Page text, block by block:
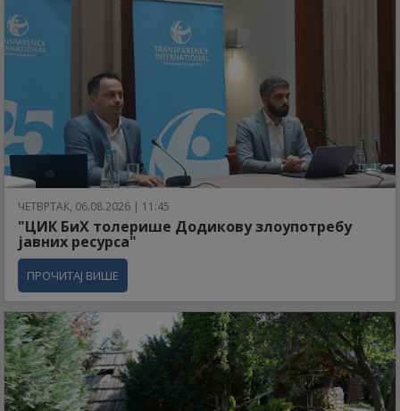
ЧЕТВРТАК, 06.08.2026 | 11:45
"ЦИК БиХ толерише Додикову злоупотребу
јавних ресурса"
ПРОЧИТАЈ ВИШЕ